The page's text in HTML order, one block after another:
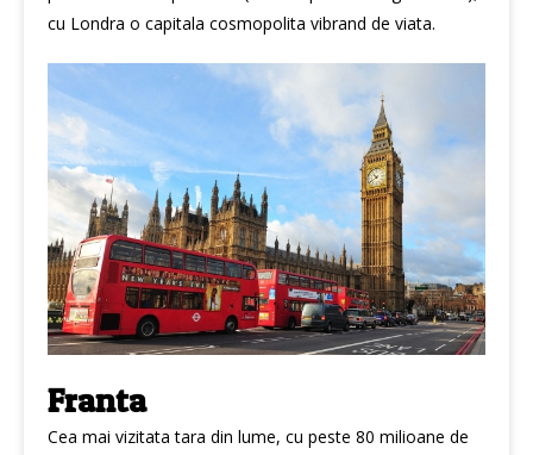
cu Londra o capitala cosmopolita vibrand de viata.
Franta
Cea mai vizitata tara din lume, cu peste 80 milioane de